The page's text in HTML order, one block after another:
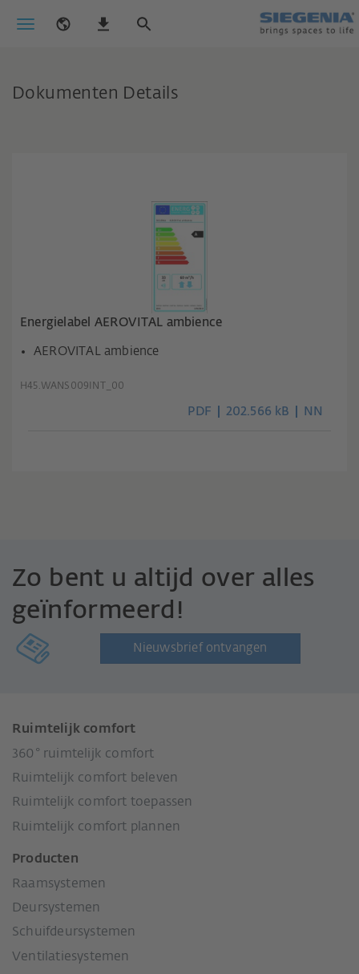
Dokumenten Details
Energielabel AEROVITAL ambience
AEROVITAL ambience
H45.WANS009INT_00
PDF 202.566 kB NN
Zo bent u altijd over alles
geïnformeerd!
Nieuwsbrief ontvangen
Ruimtelijk comfort
360° ruimtelijk comfort
Ruimtelijk comfort beleven
Ruimtelijk comfort toepassen
Ruimtelijk comfort plannen
Producten
Raamsystemen
Deursystemen
Schuifdeursystemen
Ventilatiesystemen